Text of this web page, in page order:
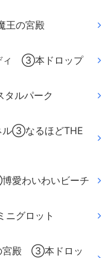
の宮殿
ィ ③本ドロップ
ルパーク
③なるほどTHE
わいわいビーチ
グロット
殿 ③本ドロッ